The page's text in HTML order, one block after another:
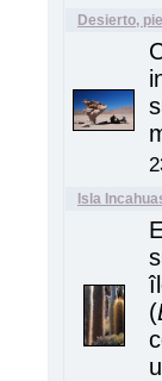
Desierto,
Isla
(